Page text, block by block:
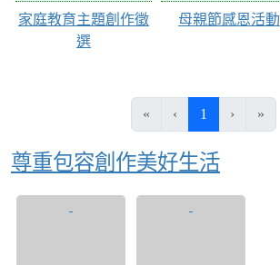
家庭教育主題創作徵
選
母親節感恩活動
« ‹ 1 (目前頁次)
› »
尊重包容創作美好生活